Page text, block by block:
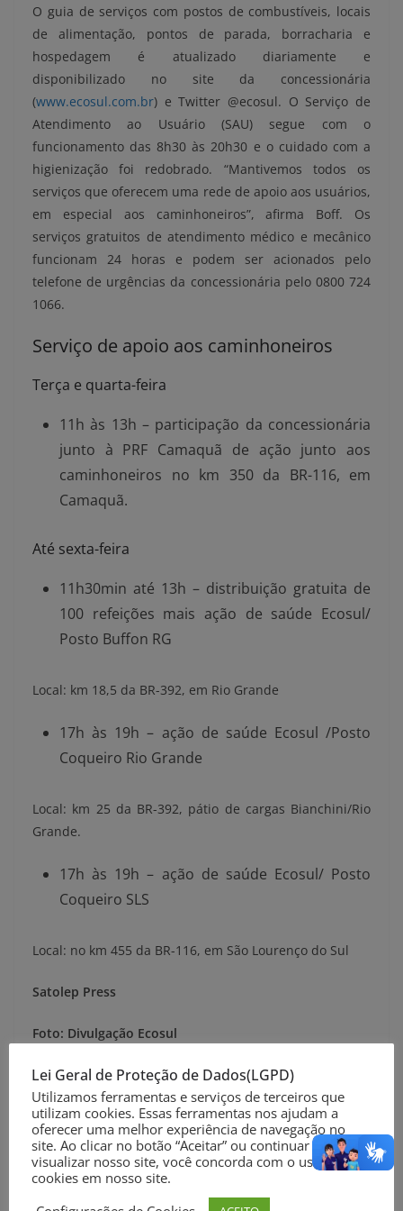
O guia de serviços com postos de combustíveis, locais
de alimentação, pontos de parada, borracharia e
hospedagem é atualizado diariamente e
disponibilizado no site da concessionária
(www.ecosul.com.br) e Twitter @ecosul. O Serviço de
Atendimento ao Usuário (SAU) segue com o
funcionamento das 8h30 às 20h30 e o cuidado com a
higienização foi redobrado. “Mantivemos todos os
serviços que oferecem uma rede de apoio aos usuários,
em especial aos caminhoneiros”, afirma Boff. Os
serviços gratuitos de atendimento médico e mecânico
funcionam 24 horas e podem ser acionados pelo
telefone de urgências da concessionária pelo 0800 724
1066.
Serviço de apoio aos caminhoneiros
Terça e quarta-feira
11h às 13h – participação da concessionária
junto à PRF Camaquã de ação junto aos
caminhoneiros no km 350 da BR-116, em
Camaquã.
Até sexta-feira
11h30min até 13h – distribuição gratuita de
100 refeições mais ação de saúde Ecosul/
Posto Buffon RG
Local: km 18,5 da BR-392, em Rio Grande
17h às 19h – ação de saúde Ecosul /Posto
Coqueiro Rio Grande
Local: km 25 da BR-392, pátio de cargas Bianchini/Rio
Grande.
17h às 19h – ação de saúde Ecosul/ Posto
Coqueiro SLS
Local: no km 455 da BR-116, em São Lourenço do Sul
Satolep Press
Foto: Divulgação Ecosul
Compartilhe nas suas Redes Sociais
Lei Geral de Proteção de Dados(LGPD)
Utilizamos ferramentas e serviços de terceiros que
utilizam cookies. Essas ferramentas nos ajudam a
oferecer uma melhor experiência de navegação no
site. Ao clicar no botão “Aceitar” ou continuar a
visualizar nosso site, você concorda com o uso de
cookies em nosso site.